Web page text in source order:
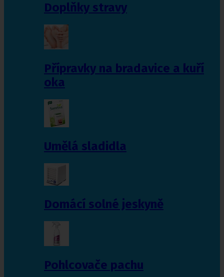
Doplňky stravy
Přípravky na bradavice a kuří
oka
Umělá sladidla
Domácí solné jeskyně
Pohlcovače pachu